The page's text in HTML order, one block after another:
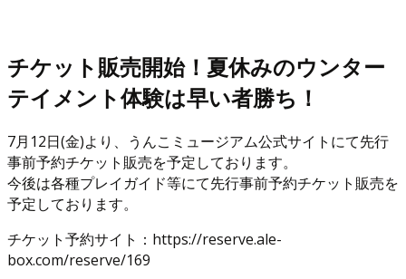
チケット販売開始！夏休みのウンター
テイメント体験は早い者勝ち！
7月12日(金)より、うんこミュージアム公式サイトにて先行
事前予約チケット販売を予定しております。
今後は各種プレイガイド等にて先行事前予約チケット販売を
予定しております。
チケット予約サイト：https://reserve.ale-
box.com/reserve/169